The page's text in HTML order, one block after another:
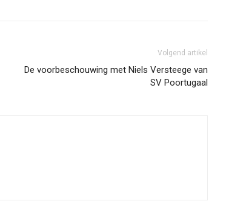
Volgend artikel
De voorbeschouwing met Niels Versteege van
SV Poortugaal